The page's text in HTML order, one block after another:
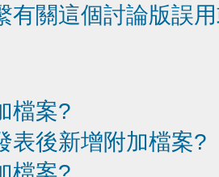
有關這個討論版誤
檔案?
表後新增附加檔案?